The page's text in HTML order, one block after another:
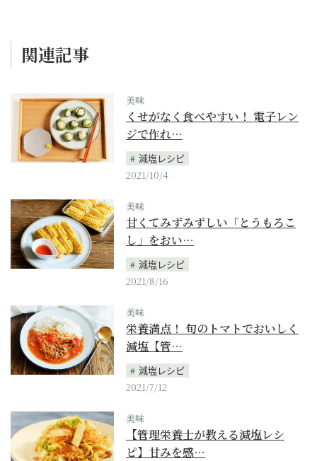
関連記事
美味
くせがなく食べやすい！ 電子レン
ジで作れ…
減塩レシピ
2021/10/4
美味
甘くてみずみずしい「とうもろこ
し」をおい…
減塩レシピ
2021/8/16
美味
栄養満点！ 旬のトマトでおいしく
減塩【管…
減塩レシピ
2021/7/12
美味
【管理栄養士が教える減塩レシ
ピ】甘みを感…